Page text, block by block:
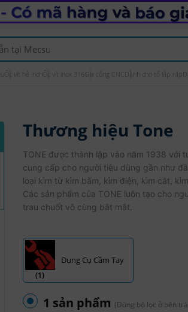
Ốc vít hệ inch Ốc vít inox 316 Gia công CNC Dành cho tổ lắp ráp
Thương hiệu Tone
TONE được thành lập vào năm 1938 với
cung cấp cho người tiêu dùng gần như
loại kìm từ kìm bấm, kìm điện, kìm cắt,
Các sản phẩm của TONE luôn tạo cho
trau chuốt vô cùng bắt mắt.
(1)
Dụng Cụ Cầm Tay
1 sản phẩm (Dùng bộ lọc ở bên